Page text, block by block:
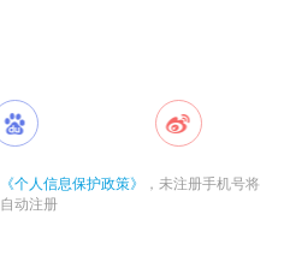
《个人信息保护政策》
，未注册手机号将
自动注册